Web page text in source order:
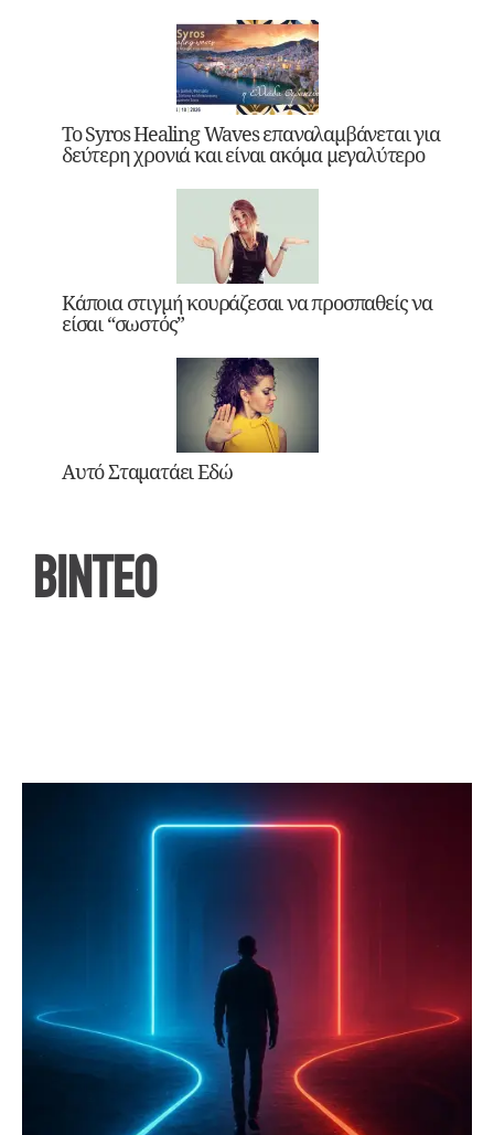
Το Syros Healing Waves επαναλαμβάνεται για
δεύτερη χρονιά και είναι ακόμα μεγαλύτερο
Κάποια στιγμή κουράζεσαι να προσπαθείς να
είσαι “σωστός”
Αυτό Σταματάει Εδώ
ΒΙΝΤΕΟ